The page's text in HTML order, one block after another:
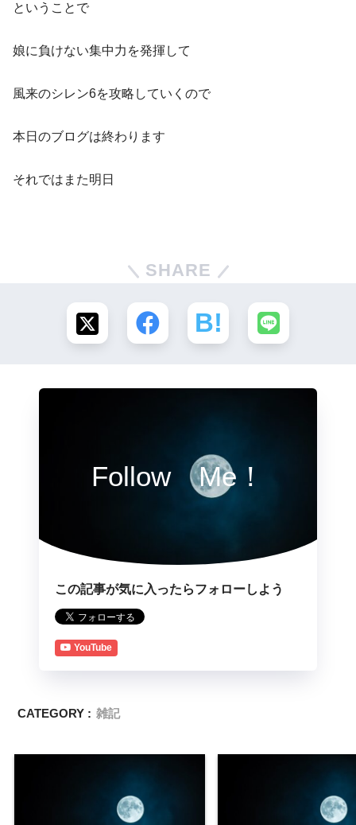
ということで
娘に負けない集中力を発揮して
風来のシレン6を攻略していくので
本日のブログは終わります
それではまた明日
SHARE
Follow Me！
この記事が気に入ったらフォローしよう
YouTube
CATEGORY : 雑記